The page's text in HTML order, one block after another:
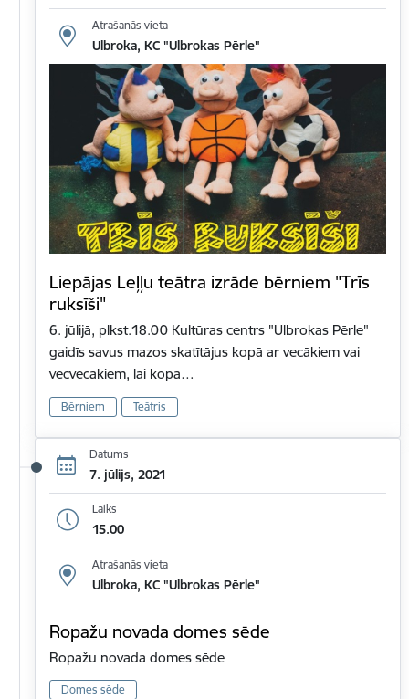
Atrašanās vieta
Ulbroka, KC "Ulbrokas Pērle"
Liepājas Leļļu teātra izrāde bērniem "Trīs
ruksīši"
6. jūlijā, plkst.18.00 Kultūras centrs "Ulbrokas Pērle"
gaidīs savus mazos skatītājus kopā ar vecākiem vai
vecvecākiem, lai kopā…
Bērniem Teātris
Datums
7. jūlijs, 2021
Laiks
15.00
Atrašanās vieta
Ulbroka, KC "Ulbrokas Pērle"
Ropažu novada domes sēde
Ropažu novada domes sēde
Domes sēde